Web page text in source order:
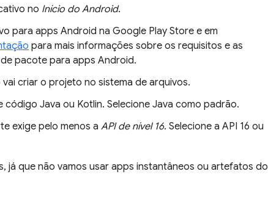
no Início do Android.
para apps Android na Google Play Store e em
para mais informações sobre os requisitos e as
pacote para apps Android.
criar o projeto no sistema de arquivos.
Java ou Kotlin. Selecione Java como padrão.
exige pelo menos a API de nível 16. Selecione a API 16 ou
já que não vamos usar apps instantâneos ou artefatos do